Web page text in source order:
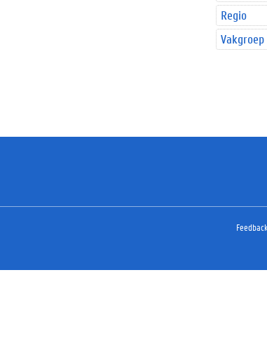
Regio
Vakgroep
Feedback